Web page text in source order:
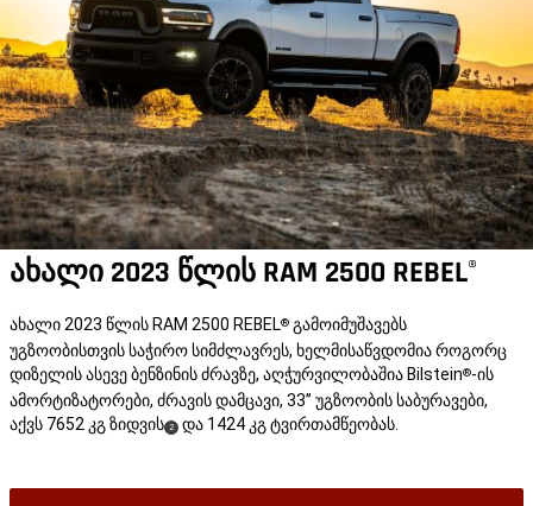
ახალი 2023 წლის RAM 2500 REBEL®
ახალი 2023 წლის RAM 2500 REBEL® გამოიმუშავებს
უგზოობისთვის საჭირო სიმძლავრეს, ხელმისაწვდომია როგორც
დიზელის ასევე ბენზინის ძრავზე, აღჭურვილობაშია Bilstein®-ის
ამორტიზატორები, ძრავის დამცავი, 33’’ უგზოობის საბურავები,
აქვს 7652 კგ ზიდვის (2) და 1424 კგ ტვირთამწეობას.